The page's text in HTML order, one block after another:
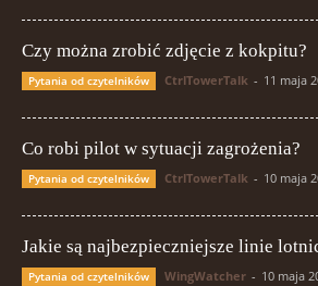
Czy można zrobić zdjęcie z kokpitu?
Pytania od czytelników CtrlTowerTalk - 11 maja
Co robi pilot w sytuacji zagrożenia?
Pytania od czytelników CtrlTowerTalk - 10 maja
Jakie są najbezpieczniejsze linie
Pytania od czytelników WingWatcher - 10 maja